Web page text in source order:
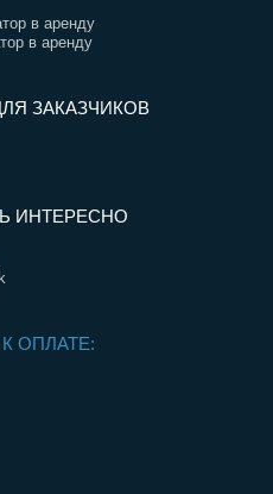
в аренду
в аренду
ЗАКАЗЧИКОВ
ИНТЕРЕСНО
ОПЛАТЕ: